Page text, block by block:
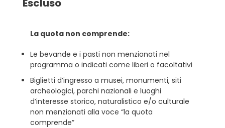
La quota non comprende:
Le bevande e i pasti non menzionati nel
programma o indicati come liberi o facoltativi
Biglietti d’ingresso a musei, monumenti, siti
archeologici, parchi nazionali e luoghi
d’interesse storico, naturalistico e/o culturale
non menzionati alla voce “la quota
comprende”